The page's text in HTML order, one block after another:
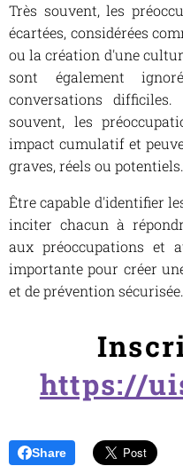
Très souvent, les
écartées, considérées
ou la création d'une
sont également
conversations
souvent, les
impact cumulatif et
graves, réels ou potentiels.
Être capable d'identifier
inciter chacun à
aux préoccupations et
importante pour créer
et de prévention sécurisée.
https://
Share